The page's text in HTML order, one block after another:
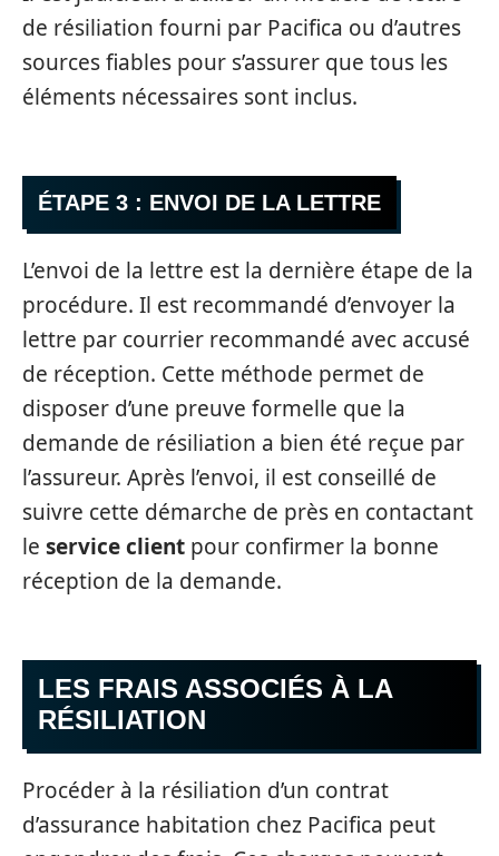
de résiliation fourni par Pacifica ou d’autres
sources fiables pour s’assurer que tous les
éléments nécessaires sont inclus.
ÉTAPE 3 : ENVOI DE LA LETTRE
L’envoi de la lettre est la dernière étape de la
procédure. Il est recommandé d’envoyer la
lettre par courrier recommandé avec accusé
de réception. Cette méthode permet de
disposer d’une preuve formelle que la
demande de résiliation a bien été reçue par
l’assureur. Après l’envoi, il est conseillé de
suivre cette démarche de près en contactant
le service client pour confirmer la bonne
réception de la demande.
LES FRAIS ASSOCIÉS À LA
RÉSILIATION
Procéder à la résiliation d’un contrat
d’assurance habitation chez Pacifica peut